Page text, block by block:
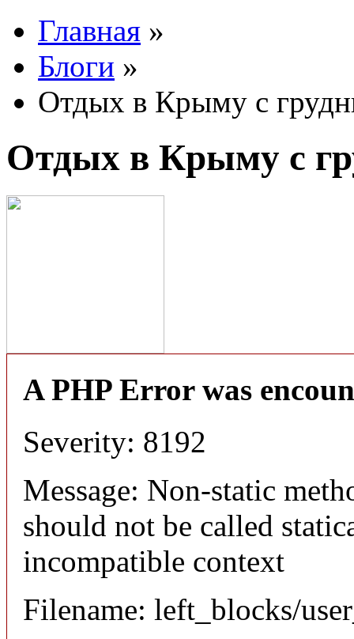
Главная »
Блоги »
Отдых в Крыму с
Отдых в Крыму с
A PHP Error was
Severity: 8192
Message: Non-static
should not be called
incompatible context
Filename: left_blocks/